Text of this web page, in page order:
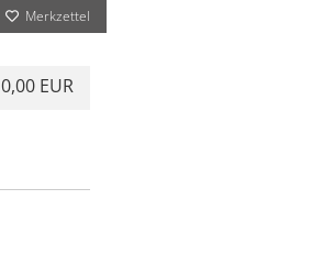
Merkzettel
0,00 EUR